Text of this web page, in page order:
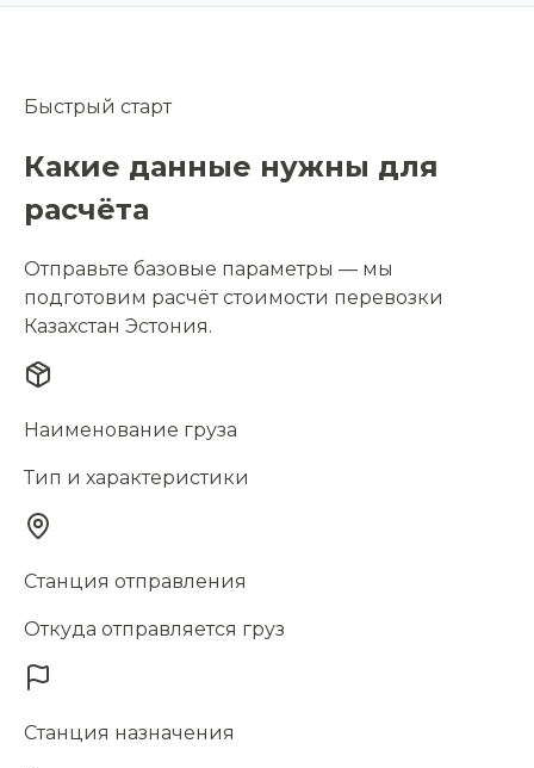
Быстрый старт
Какие данные нужны для
расчёта
Отправьте базовые параметры — мы
подготовим расчёт стоимости перевозки
Казахстан Эстония.
Наименование груза
Тип и характеристики
Станция отправления
Откуда отправляется груз
Станция назначения